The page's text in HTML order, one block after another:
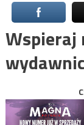
Wspieraj